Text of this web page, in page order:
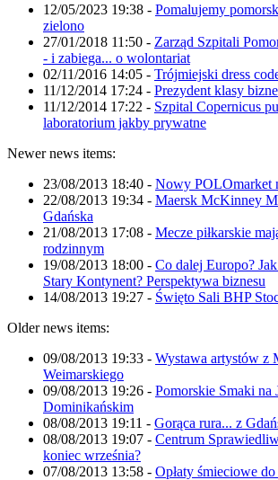
12/05/2023 19:38 - Pomalujemy
zielono
27/01/2018 11:50 - Zarząd Szpitali
- i zabiega... o wolontariat
02/11/2016 14:05 - Trójmiejski dress
11/12/2014 17:24 - Prezydent klasy
11/12/2014 17:22 - Szpital Copernicus
laboratorium jakby prywatne
Newer news items:
23/08/2013 18:40 - Nowy POLOmarket
22/08/2013 19:34 - Maersk McKinney
Gdańska
21/08/2013 17:08 - Mecze piłkarskie
rodzinnym
19/08/2013 18:00 - Co dalej Europo?
Stary Kontynent? Perspektywa biznesu
14/08/2013 19:27 - Święto Sali BHP
Older news items:
09/08/2013 19:33 - Wystawa artystów z
Weimarskiego
09/08/2013 19:26 - Pomorskie Smaki na
Dominikańskim
08/08/2013 19:11 - Gorąca rura... z
08/08/2013 19:07 - Centrum
koniec września?
07/08/2013 13:58 - Opłaty śmieciowe